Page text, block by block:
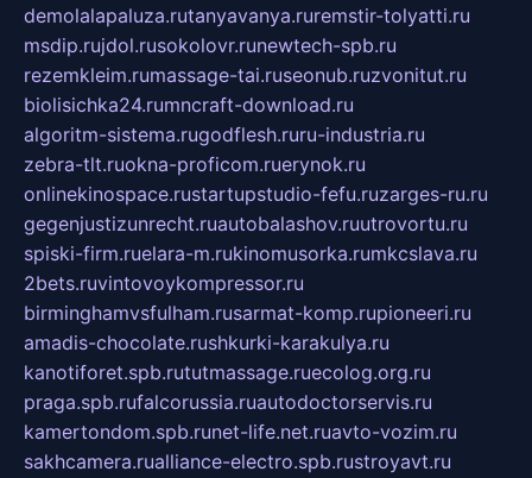
demolalapaluza.rutanyavanya.ruremstir-tolyatti.ru
msdip.rujdol.rusokolovr.runewtech-spb.ru
rezemkleim.rumassage-tai.ruseonub.ruzvonitut.ru
biolisichka24.rumncraft-download.ru
algoritm-sistema.rugodflesh.ruru-industria.ru
zebra-tlt.ruokna-proficom.ruerynok.ru
onlinekinospace.rustartupstudio-fefu.ruzarges-ru.ru
gegenjustizunrecht.ruautobalashov.ruutrovortu.ru
spiski-firm.ruelara-m.rukinomusorka.rumkcslava.ru
2bets.ruvintovoykompressor.ru
birminghamvsfulham.rusarmat-komp.rupioneeri.ru
amadis-chocolate.rushkurki-karakulya.ru
kanotiforet.spb.rututmassage.ruecolog.org.ru
praga.spb.rufalcorussia.ruautodoctorservis.ru
kamertondom.spb.runet-life.net.ruavto-vozim.ru
sakhcamera.rualliance-electro.spb.rustroyavt.ru